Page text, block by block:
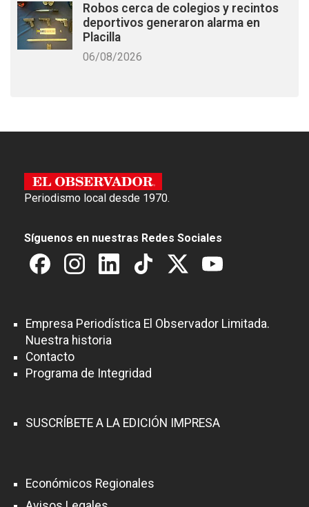
Robos cerca de colegios y recintos
deportivos generaron alarma en
Placilla
06/08/2026
Periodismo local desde 1970.
Síguenos en nuestras Redes Sociales
Empresa Periodística El Observador Limitada.
Nuestra historia
Contacto
Programa de Integridad
SUSCRÍBETE A LA EDICIÓN IMPRESA
Económicos Regionales